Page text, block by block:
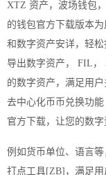
XTZ 资产，波场钱包
的钱包官方 下载版本
和数字资产安详，轻
导出数字资产， FIL，
的数字资产，满足用
去中心化币币兑换功
官方下载，让您的数字
例如货币单位、语言
打点工具[ZB]，满足用